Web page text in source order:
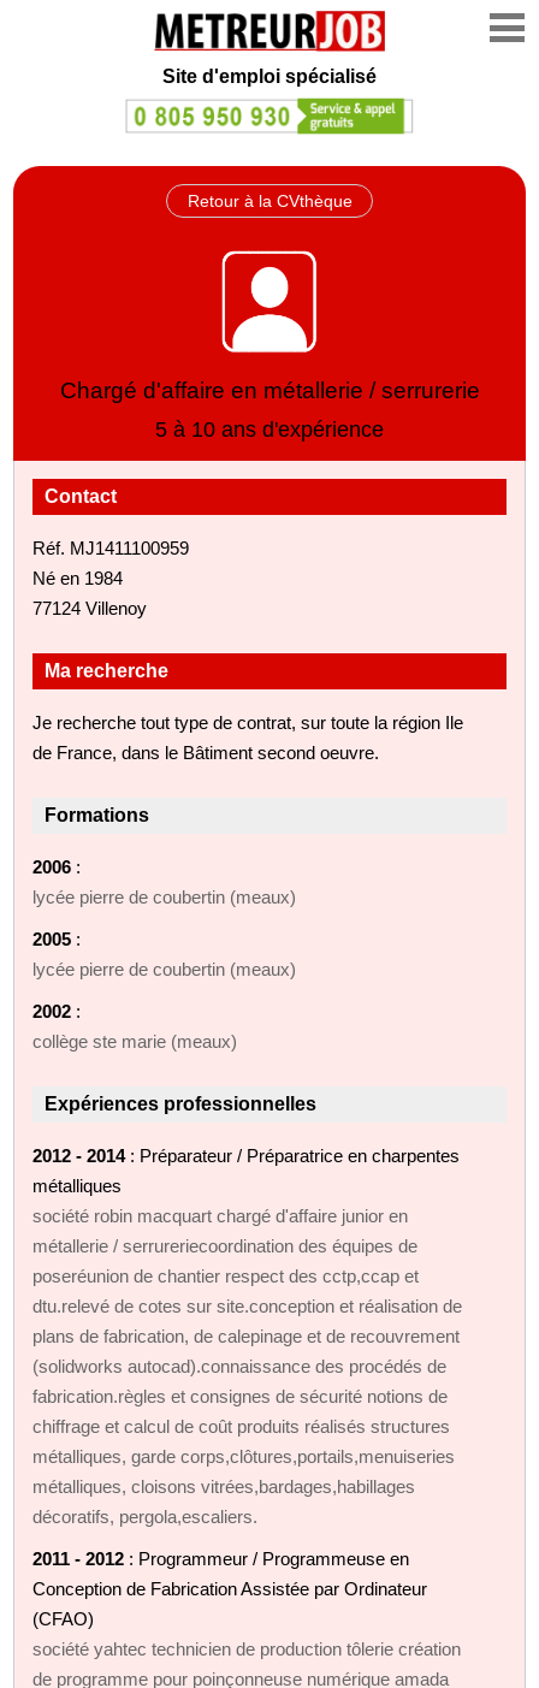
Site d'emploi spécialisé
Retour à la CVthèque
Chargé d'affaire en métallerie / serrurerie
5 à 10 ans d'expérience
Contact
Réf. MJ1411100959
Né en 1984
77124 Villenoy
Ma recherche
Je recherche tout type de contrat, sur toute la région Ile
de France, dans le Bâtiment second oeuvre.
Formations
2006 :
lycée pierre de coubertin (meaux)
2005 :
lycée pierre de coubertin (meaux)
2002 :
collège ste marie (meaux)
Expériences professionnelles
2012 - 2014: Préparateur / Préparatrice en charpentes
métalliques
société robin macquart chargé d'affaire junior en
métallerie / serrureriecoordination des équipes de
poseréunion de chantier respect des cctp,ccap et
dtu.relevé de cotes sur site.conception et réalisation de
plans de fabrication, de calepinage et de recouvrement
(solidworks autocad).connaissance des procédés de
fabrication.règles et consignes de sécurité notions de
chiffrage et calcul de coût produits réalisés structures
métalliques, garde corps,clôtures,portails,menuiseries
métalliques, cloisons vitrées,bardages,habillages
décoratifs, pergola,escaliers.
2011 - 2012 : Programmeur / Programmeuse en
Conception de Fabrication Assistée par Ordinateur
(CFAO)
société yahtec technicien de production tôlerie création
de programme pour poinçonneuse numérique amada